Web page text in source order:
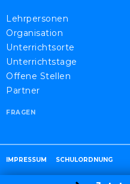
Lehrpersonen
Organisation
Unterrichtsorte
Unterrichtstage
Offene Stellen
Partner
FRAGEN
IMPRESSUM SCHULORDNUNG